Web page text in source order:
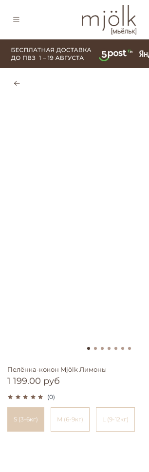
(0)
Пелёнка-кокон Mjölk Лимоны
1 199.00 руб
S (3-6кг) M (6-9кг) L (9-12кг)